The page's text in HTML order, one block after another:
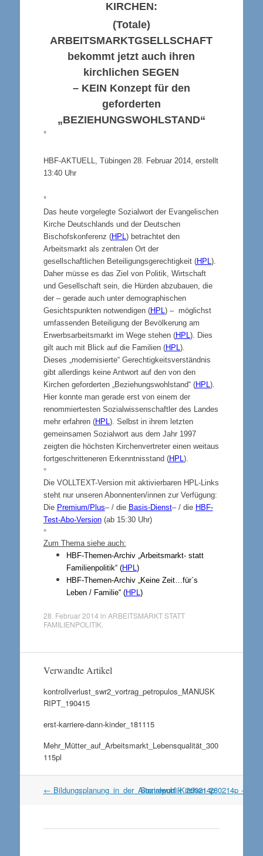
KIRCHEN:
(Totale)
ARBEITSMARKTGSELLSCHAFT
bekommt jetzt auch ihren
kirchlichenSEGEN
– KEIN Konzept für den
geforderten
„BEZIEHUNGSWOHLSTAND“
°
HBF-AKTUELL, Tübingen 28. Februar 2014, erstellt
13:40 Uhr
°
Das heute vorgelegte Sozialwort der Evangelischen
Kirche Deutschlands und der Deutschen
Bischofskonferenz (HPL ) betrachtet den
Arbeitsmarkt als zentralen Ort der
gesellschaftlichen Beteiligungsgerechtigkeit (HPL ).
Daher müsse es das Ziel von Politik, Wirtschaft
und Gesellschaft sein, die Hürden abzubauen, die
der – gerade auch unter demographischen
Gesichtspunkten notwendigen (HPL ) – möglichst
umfassenden Beteiligung der Bevölkerung am
Erwerbsarbeitsmarkt im Wege stehen (HPL ). Dies
gilt auch mit Blick auf die Familien (HPL ).
Dieses „modernisierte“ Gerechtigkeitsverständnis
gibt allerdings keine Antwort auf den von den
Kirchen geforderten „Beziehungswohlstand“ (HPL ).
Hier konnte man gerade erst von einem der
renommiertesten Sozialwissenschaftler des Landes
mehr erfahren (HPL ). Selbst in ihrem letzten
gemeinsamen Sozialwort aus dem Jahr 1997
zeigten die höchsten Kirchenvertreter einen weitaus
fortgeschritteneren Erkenntnisstand (HPL ).
°
Die VOLLTEXT-Version mit aktivierbaren HPL-Links
steht nur unseren Abonnenten/innen zur Verfügung:
Die Premium/Plus– / die Basis-Dienst– / die HBF-
Test-Abo-Version(ab 15:30 Uhr)
°
Zum Thema siehe auch:
HBF-Themen-Archiv „Arbeitsmarkt- statt
Familienpolitik“ (HPL )
HBF-Themen-Archiv „Keine Zeit…für`s
Leben / Familie“ (HPL )
28. Februar 2014 in ARBEITSMARKT STATT
FAMILIENPOLITIK.
Verwandte Artikel
kontrollverlust_swr2_vortrag_petropulos_MANUSK
RIPT_190415
erst-karriere-dann-kinder_181115
Mehr_Mütter_auf_Arbeitsmarkt_Lebensqualität_300
115pl
Artikel
← Bildungsplanung_in_der_Altenrepublik_260214p
Sozialwort_Kirchen_280214p →